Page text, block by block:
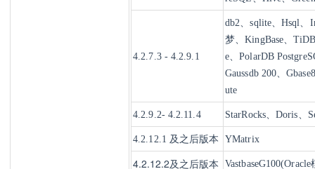
4.2.7.3 - 4.2.9.1
db2、sqlite、Hsql、
梦、KingBase、
e、PolarDB
Gaussdb 200、
ute
4.2.9.2- 4.2.11.4 StarRocks、 Doris、
4.2.12.1 及之后版本 YMatrix
4.2.12.2及之后版本